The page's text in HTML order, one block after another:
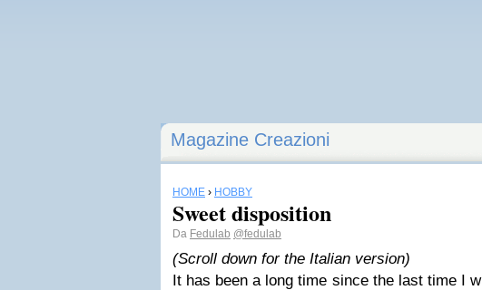
Magazine Creazioni
HOME › HOBBY
Sweet disposition
Da Fedulab @fedulab
(Scroll down for the Italian version)
It has been a long time since the last time I